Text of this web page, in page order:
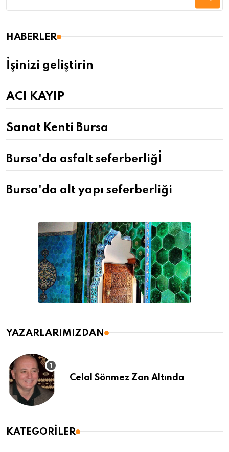
HABERLER
İşinizi geliştirin
ACI KAYIP
Sanat Kenti Bursa
Bursa'da asfalt seferberliğİ
Bursa'da alt yapı seferberliği
YAZARLARIMIZDAN
Celal Sönmez Zan Altında
KATEGORILER